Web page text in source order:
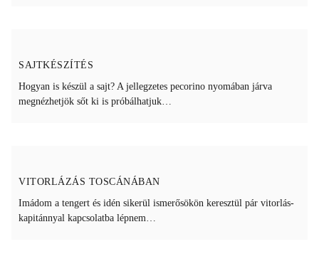
SAJTKÉSZÍTÉS
Hogyan is készül a sajt? A jellegzetes pecorino nyomában járva
megnézhetjök sőt ki is próbálhatjuk…
VITORLÁZÁS TOSCÁNÁBAN
Imádom a tengert és idén sikerül ismerősökön keresztül pár vitorlás-
kapitánnyal kapcsolatba lépnem…